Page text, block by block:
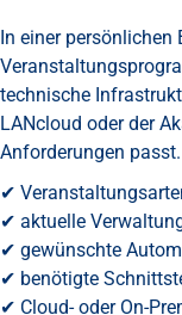
In einer persönlichen
technische
LANcloud oder der
Anforderungen passt.
✔
✔ aktuelle
✔ gewünschte
✔ benötigte
✔ Cloud- oder On-